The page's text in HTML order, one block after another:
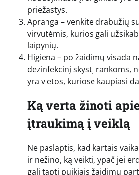
priežastys.
Apranga – venkite drabužių
virvutėmis, kurios gali
laipynių.
Higiena – po žaidimų visada
dezinfekcinį skystį rankoms,
yra vietos, kuriose kaupiasi
Ką verta žinoti
įtraukimą į veiklą
Ne paslaptis, kad kartais
ir nežino, ką veikti, ypač jei
gali tapti puikiais žaidimų